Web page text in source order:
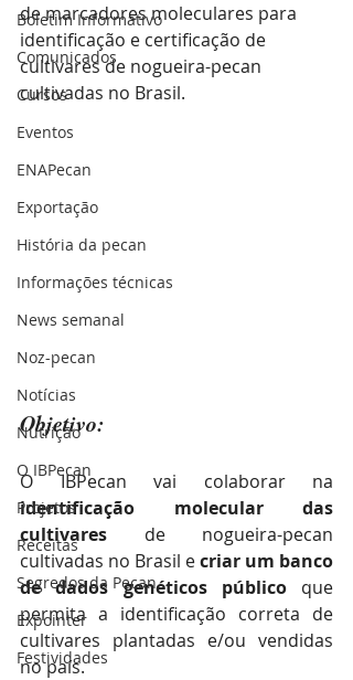
Boletim Informativo
Comunicados
Cursos
Eventos
ENAPecan
Exportação
História da pecan
Informações técnicas
News semanal
Noz-pecan
Notícias
Nutrição
O IBPecan
Projetos
Receitas
Segredos da Pecan
Expointer
Festividades
de marcadores moleculares para
identificação e certificação de
cultivares de nogueira-pecan
cultivadas no Brasil.
Objetivo:
identificação molecular das
cultivares de nogueira-pecan
cultivadas no Brasil e criar um banco
de dados genéticos público que
permita a identificação correta de
cultivares plantadas e/ou vendidas
no país.